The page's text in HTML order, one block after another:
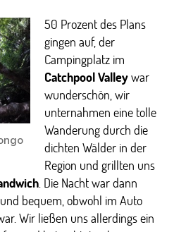
50 Prozent des Plans
gingen auf, der
Campingplatz im
Catchpool Valleywar
wunderschön, wir
unternahmen eine tolle
Wanderung durch die
dichten Wälder in der
Region und grillten uns
. Die Nacht war dann
bequem, obwohl im Auto
Wir ließen uns allerdings ein